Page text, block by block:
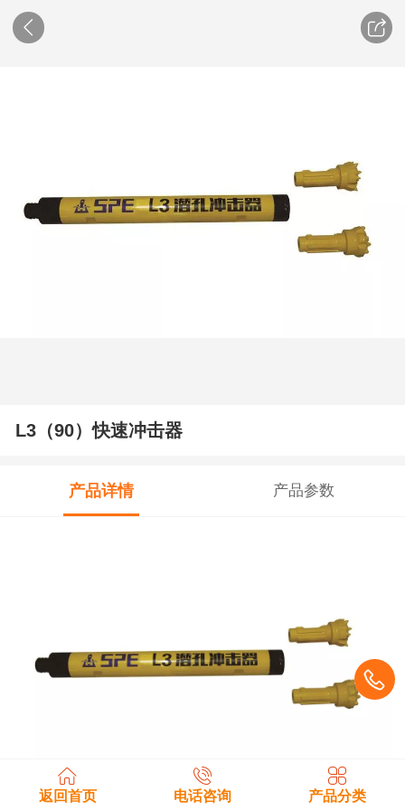
L3（90）快速冲击器
产品详情 产品参数
返回首页 电话咨询 产品分类